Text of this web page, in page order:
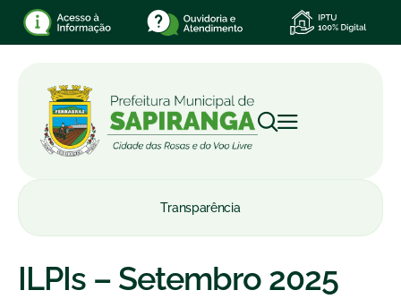
Transparência
ILPIs – Setembro 2025